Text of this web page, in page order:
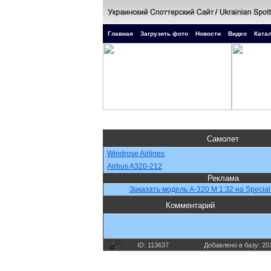
Главная Загрузить фото Новости Видео
Самолет
Windrose Airlines
Airbus A320-212
Реклама
Заказать модель A-320 M 1:32 на
Комментарий
ID: 113637 Добавлено в базу: